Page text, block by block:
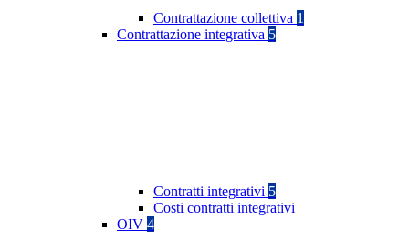
Contrattazione collettiva 1
Contrattazione integrativa 5
Contratti integrativi 5
Costi contratti integrativi
OIV 4